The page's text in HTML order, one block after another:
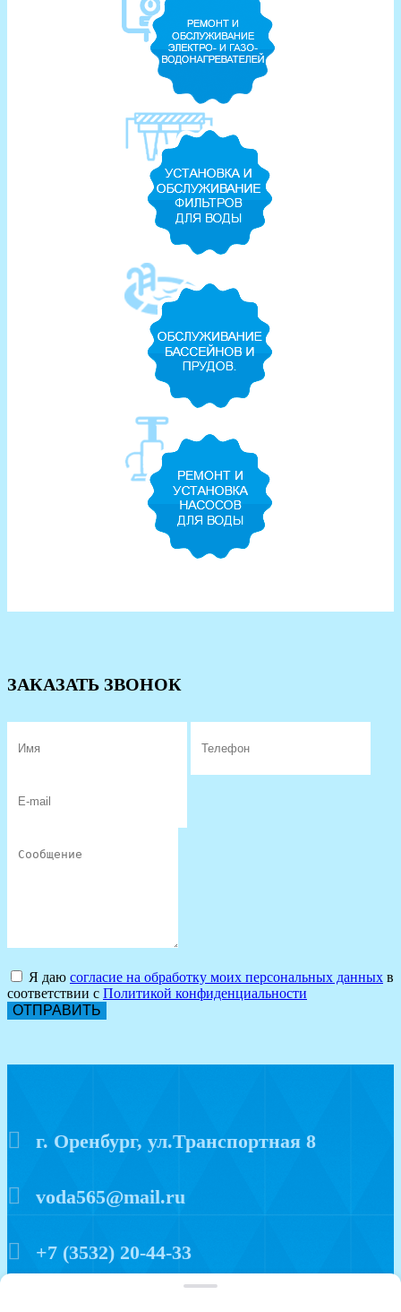
ЗАКАЗАТЬ ЗВОНОК
Я даю согласие на обработку моих персональных данных в
соответствии с Политикой конфиденциальности
ОТПРАВИТЬ
г. Оренбург, ул.Транспортная 8
voda565@mail.ru
+7 (3532) 20-44-33